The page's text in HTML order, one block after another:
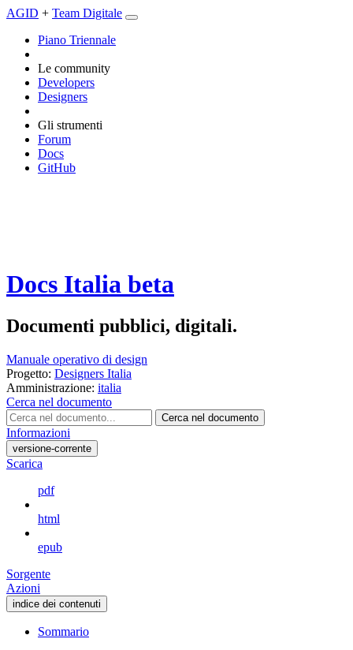
AGID + Team Digitale
Piano Triennale
Le community
Developers
Designers
Gli strumenti
Forum
Docs
GitHub
Docs Italia beta
Documenti pubblici, digitali.
Manuale operativo di design
Progetto: Designers Italia
Amministrazione: italia
Cerca nel documento
Cerca nel documento
Informazioni
versione-corrente
Scarica
pdf
html
epub
Sorgente
Azioni
indice dei contenuti
Sommario